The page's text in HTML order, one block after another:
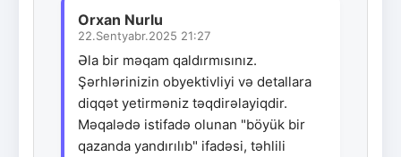
Orxan Nurlu
22.Sentyabr.2025 21:27
Əla bir məqam qaldırmısınız.
Şərhlərinizin obyektivliyi və detallara
diqqət yetirməniz təqdirəlayiqdir.
Məqalədə istifadə olunan "böyük bir
qazanda yandırılıb" ifadəsi, təhlili